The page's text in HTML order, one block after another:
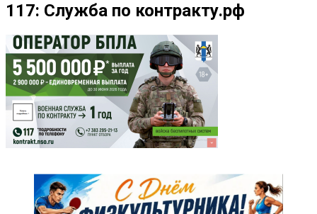
117: Служба по контракту.рф